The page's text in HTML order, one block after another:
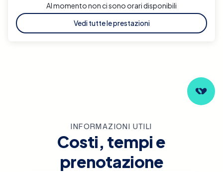
Al momento non ci sono orari disponibili
Vedi tutte le prestazioni
INFORMAZIONI UTILI
Costi, tempi e
prenotazione